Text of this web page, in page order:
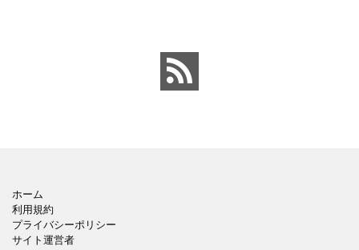
トにおすすめします。 ダ
ウンロードしてテキス
ホーム
利用規約
プライバシーポリシー
サイト運営者